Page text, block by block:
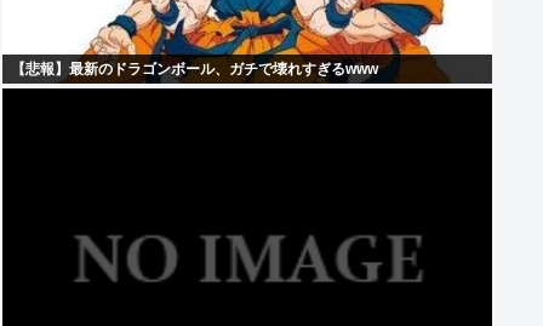
【悲報】最新のドラゴンボール、ガチで壊れすぎるwww